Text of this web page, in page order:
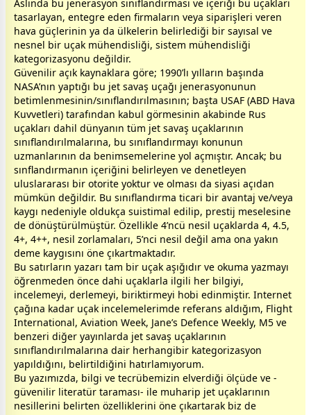
Aslında bu jenerasyon sınıflandırması ve içeriği bu uçakları
tasarlayan, entegre eden firmaların veya siparişleri veren
hava güçlerinin ya da ülkelerin belirlediği bir sayısal ve
nesnel bir uçak mühendisliği, sistem mühendisliği
kategorizasyonu değildir.
Güvenilir açık kaynaklara göre; 1990’lı yılların başında
NASA’nın yaptığı bu jet savaş uçağı jenerasyonunun
betimlenmesinin/sınıflandırılmasının; başta USAF (ABD Hava
Kuvvetleri) tarafından kabul görmesinin akabinde Rus
uçakları dahil dünyanın tüm jet savaş uçaklarının
sınıflandırılmalarına, bu sınıflandırmayı konunun
uzmanlarının da benimsemelerine yol açmıştır. Ancak; bu
sınflandırmanın içeriğini belirleyen ve denetleyen
uluslararası bir otorite yoktur ve olması da siyasi açıdan
mümkün değildir. Bu sınıflandırma ticari bir avantaj ve/veya
kaygı nedeniyle oldukça suistimal edilip, prestij meselesine
de dönüştürülmüştür. Özellikle 4’ncü nesil uçaklarda 4, 4.5,
4+, 4++, nesil zorlamaları, 5’nci nesil değil ama ona yakın
deme kaygısını öne çıkartmaktadır.
Bu satırların yazarı tam bir uçak aşığıdır ve okuma yazmayı
öğrenmeden önce dahi uçaklarla ilgili her bilgiyi,
incelemeyi, derlemeyi, biriktirmeyi hobi edinmiştir. Internet
çağına kadar uçak incelemelerimde referans aldığım, Flight
International, Aviation Week, Jane’s Defence Weekly, M5 ve
benzeri diğer yayınlarda jet savaş uçaklarının
sınıflandırılmalarına dair herhangibir kategorizasyon
yapıldığını, belirtildiğini hatırlamıyorum.
Bu yazımızda, bilgi ve tecrübemizin elverdiği ölçüde ve -
güvenilir literatür taraması- ile muharip jet uçaklarının
nesillerini belirten özelliklerini öne çıkartarak biz de